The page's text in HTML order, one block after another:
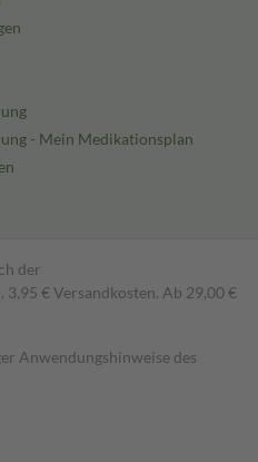
- Mein Medikationsplan
der
€ Versandkosten. Ab 29,00 €
Anwendungshinweise des